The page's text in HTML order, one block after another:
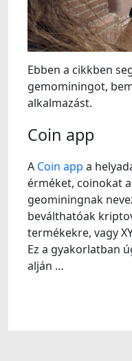
Ebben a cikkben
gemominingot,
alkalmazást.
Coin app
A Coin app a
érméket, coinokat
geominingnak
beválthatóak
termékekre, vagy
Ez a gyakorlatban
alján …